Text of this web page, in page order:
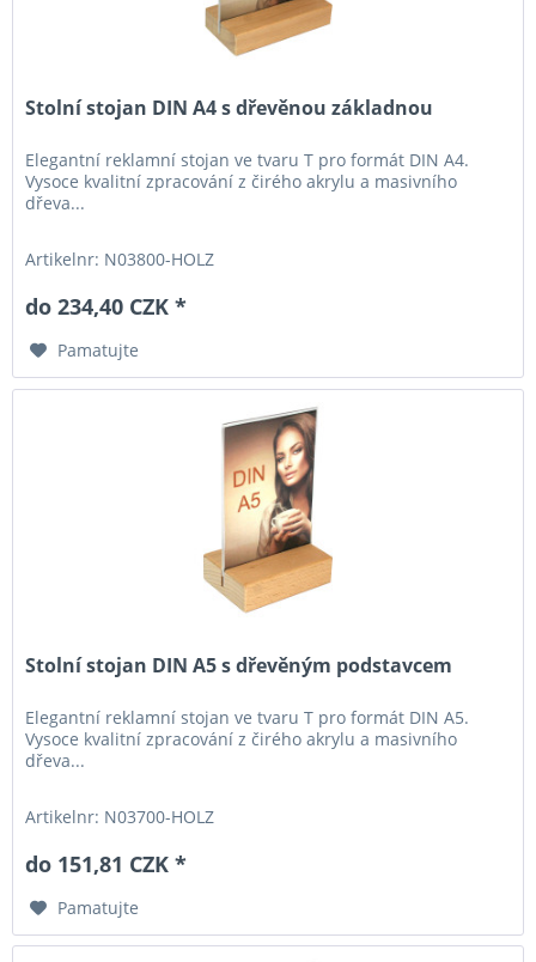
Stolní stojan DIN A4 s dřevěnou základnou
Elegantní reklamní stojan ve tvaru T pro formát DIN A4.
Vysoce kvalitní zpracování z čirého akrylu a masivního
dřeva...
Artikelnr: N03800-HOLZ
do 234,40 CZK *
Pamatujte
Stolní stojan DIN A5 s dřevěným podstavcem
Elegantní reklamní stojan ve tvaru T pro formát DIN A5.
Vysoce kvalitní zpracování z čirého akrylu a masivního
dřeva...
Artikelnr: N03700-HOLZ
do 151,81 CZK *
Pamatujte